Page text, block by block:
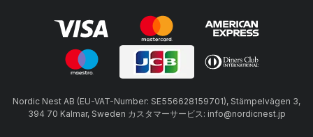
Nordic Nest AB (EU-VAT-Number: SE556628159701), Stämpelvägen 3,
394 70 Kalmar, Sweden カスタマーサービス: info@nordicnest.jp